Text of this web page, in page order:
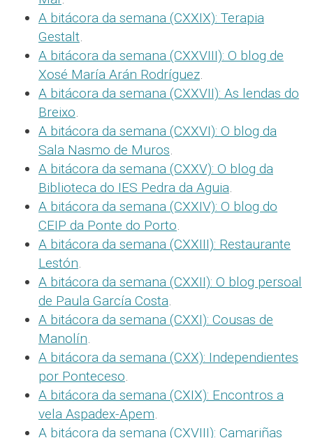
A bitácora da semana (CXXIX): Terapia
Gestalt.
A bitácora da semana (CXXVIII): O blog de
Xosé María Arán Rodríguez.
A bitácora da semana (CXXVII): As lendas do
Breixo.
A bitácora da semana (CXXVI): O blog da
Sala Nasmo de Muros.
A bitácora da semana (CXXV): O blog da
Biblioteca do IES Pedra da Aguia.
A bitácora da semana (CXXIV): O blog do
CEIP da Ponte do Porto.
A bitácora da semana (CXXIII): Restaurante
Lestón.
A bitácora da semana (CXXII): O blog persoal
de Paula García Costa.
A bitácora da semana (CXXI): Cousas de
Manolín.
A bitácora da semana (CXX): Independientes
por Ponteceso.
A bitácora da semana (CXIX): Encontros a
vela Aspadex-Apem.
A bitácora da semana (CXVIII): Camariñas